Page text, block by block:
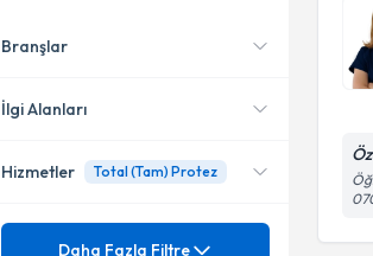
Konyaaltı
Döşemealtı
Konumuma yakın uzmanları
Branşlar
Diş Hekimi
İlgi Alanları
20 Lik Diş Çekimi
Hizmetler Total (Tam) Protez
Mezuniyet
Daha Fazla Filtre